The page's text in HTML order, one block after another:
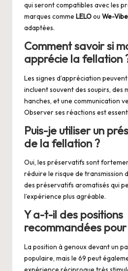
qui seront compatibles avec les
marques comme LELOou We-Vibe
adaptées.
Comment savoir si
apprécie la fellation
Les signes d’appréciation
incluent souvent des soupirs, des
hanches, et une communication
Observer ses réactions est
Puis-je utiliser un
de la fellation ?
Oui, les préservatifs sont
réduire le risque de transmission
des préservatifs aromatisés qui
l’expérience plus agréable.
Y a-t-il des positions
recommandées
La position à genoux devant un
populaire, mais le 69 peut